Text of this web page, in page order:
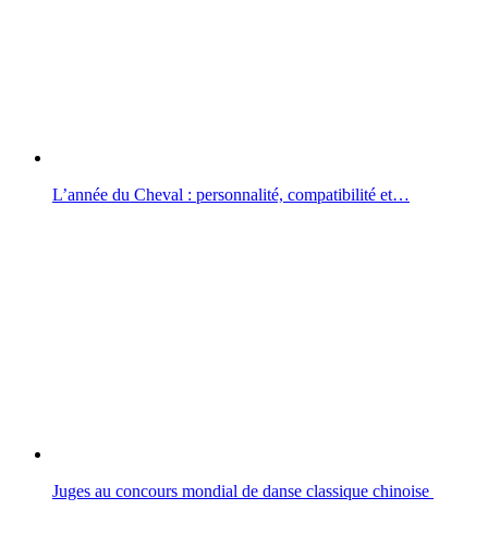
L’année du Cheval : personnalité, compatibilité et…
Juges au concours mondial de danse classique chinoise